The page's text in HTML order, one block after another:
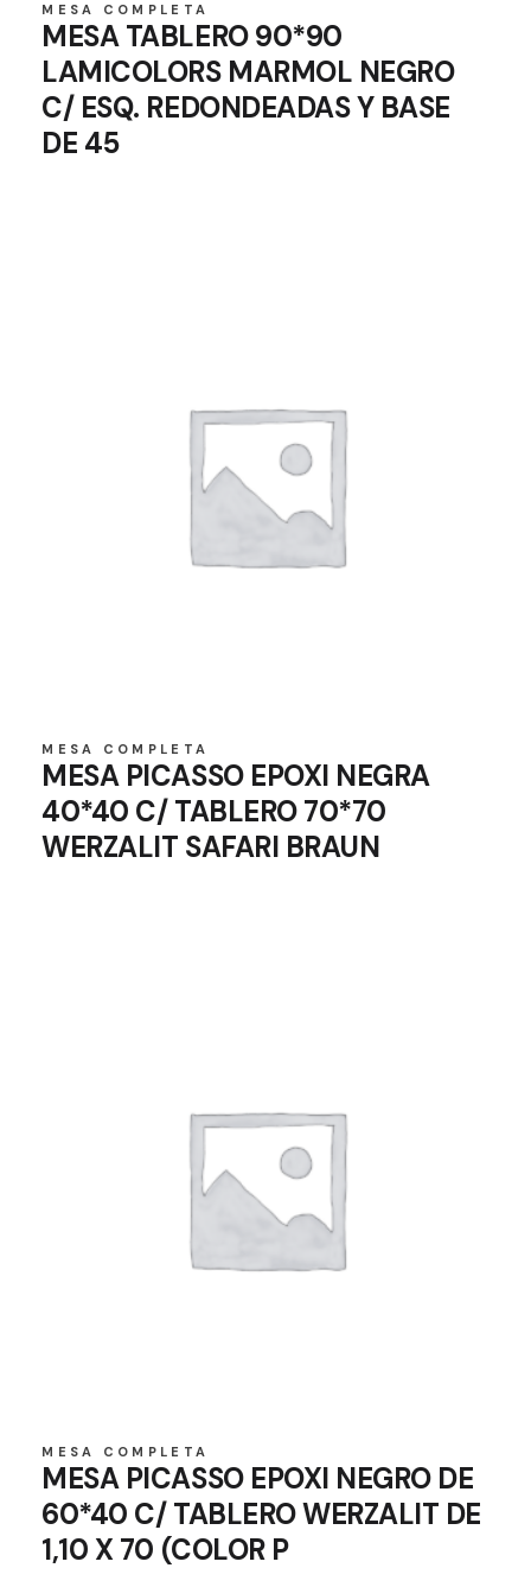
MESA COMPLETA
MESA TABLERO 90*90
LAMICOLORS MARMOL NEGRO
C/ ESQ. REDONDEADAS Y BASE
DE 45
MESA COMPLETA
MESA PICASSO EPOXI NEGRA
40*40 C/ TABLERO 70*70
WERZALIT SAFARI BRAUN
MESA COMPLETA
MESA PICASSO EPOXI NEGRO DE
60*40 C/ TABLERO WERZALIT DE
1,10 X 70 (COLOR P